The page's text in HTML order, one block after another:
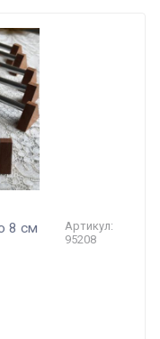
8 см
Артикул:
95208